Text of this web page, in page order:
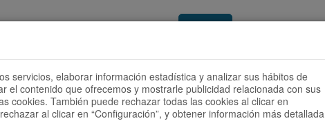
Acceder Registrate ahora
ser colaborador? Cómo funciona
servicios, elaborar información estadística y analizar sus hábitos de
el contenido que ofrecemos y mostrarle publicidad relacionada con sus
cookies. También puede rechazar todas las cookies al clicar en
al clicar en “Configuración”, y obtener información más detallada